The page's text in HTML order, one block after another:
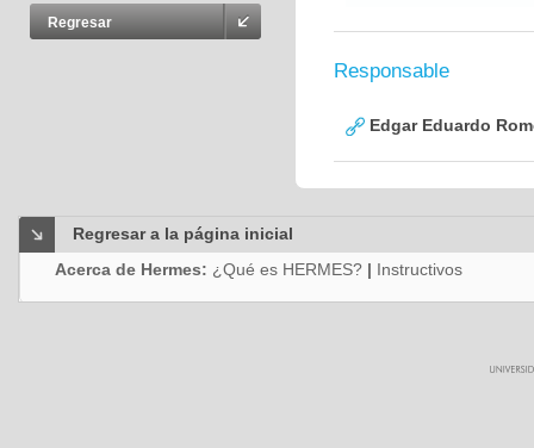
Regresar
Responsable
Edgar Eduardo
Regresar a la página inicial
Acerca de Hermes: ¿Qué es HERMES? | Instructivos